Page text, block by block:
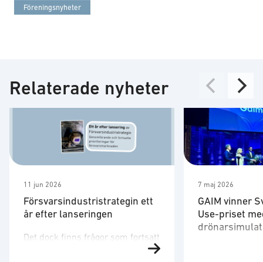
Föreningsnyheter
Relaterade nyheter
11 jun 2026
Försvarsindustristrategin ett
år efter lanseringen
Det dock finns frågor som fortsatt
behöver utvecklas. Strategin är
7 maj 2026
GAIM vinner
Use-priset